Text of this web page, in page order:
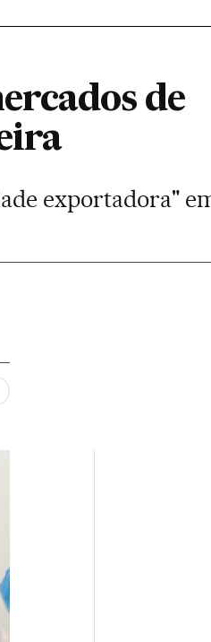
de
exportadora"